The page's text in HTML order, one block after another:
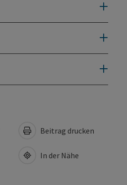
Beitrag drucken
In der Nähe